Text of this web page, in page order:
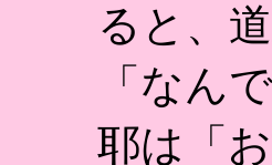
ると、
「なん
耶は「